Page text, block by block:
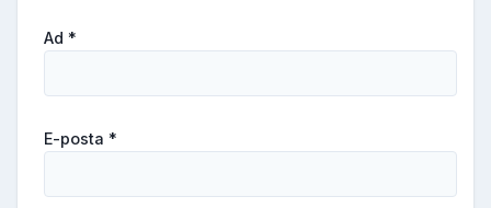
Ad *
E-posta *